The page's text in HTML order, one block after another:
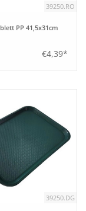
39250.RO
PP 41,5x31cm
€4,39*
39250.DG